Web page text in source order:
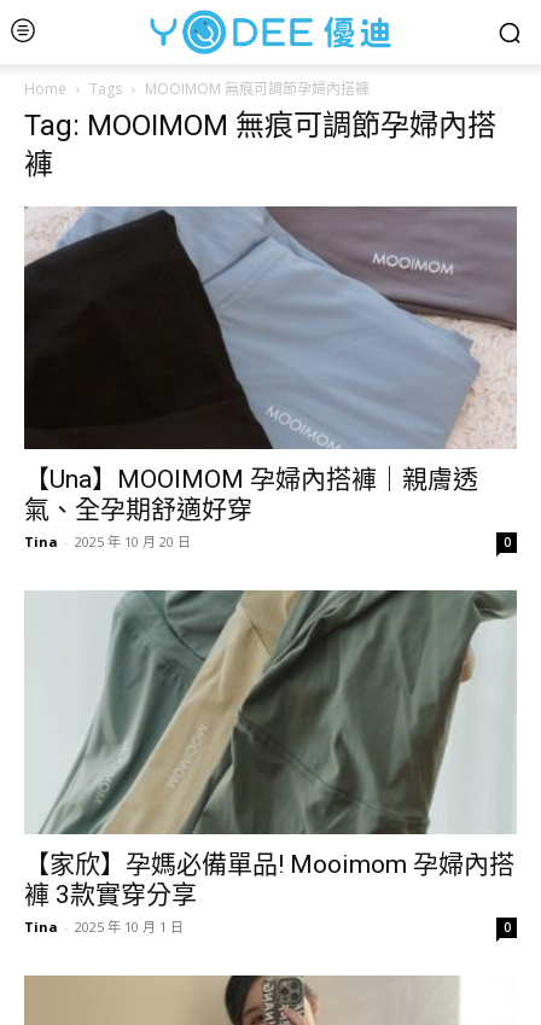
Home Tags MOOIMOM 無痕可調節孕婦內搭褲
Tag: MOOIMOM 無痕可調節孕婦內搭
褲
【Una】MOOIMOM 孕婦內搭褲｜親膚透
氣、全孕期舒適好穿
Tina - 2025 年 10 月 20 日 0
【家欣】孕媽必備單品! Mooimom 孕婦內搭
褲 3款實穿分享
Tina - 2025 年 10 月 1 日 0